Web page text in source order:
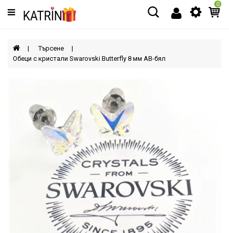
Категории
МЪЖЕ
АКСЕСОАРИ
0
Търсене
Обеци с кристали Swarovski Butterfly 8 мм AB-бял